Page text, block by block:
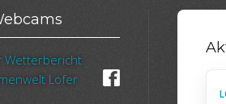
Wetterbericht
Lofer